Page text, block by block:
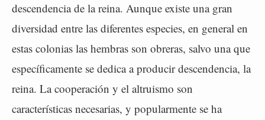
descendencia de la reina. Aunque existe una gran
diversidad entre las diferentes especies, en general en
estas colonias las hembras son obreras, salvo una que
específicamente se dedica a producir descendencia, la
reina. La cooperación y el altruismo son
características necesarias, y popularmente se ha